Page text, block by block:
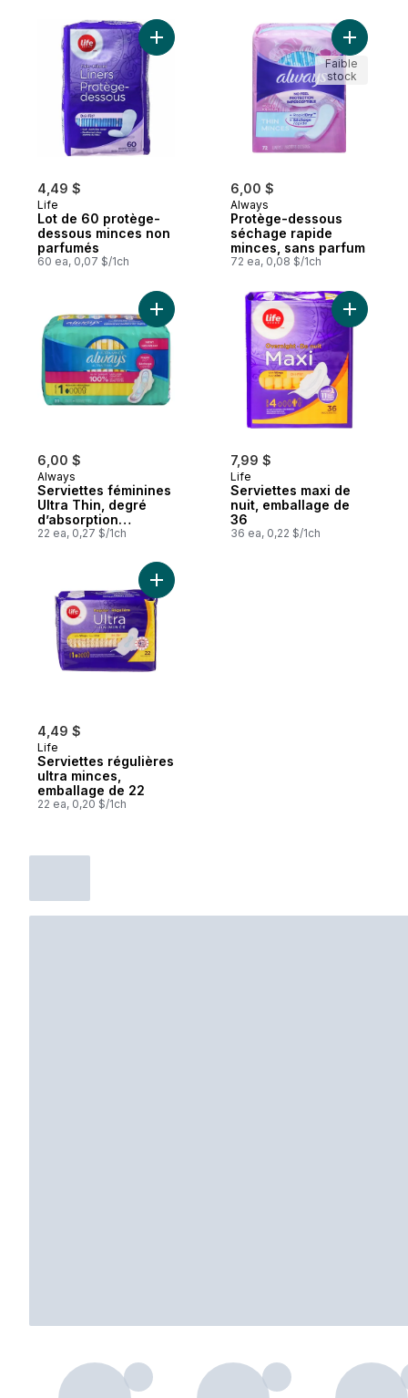
4,49 $
Life
Lot de 60 protège-
dessous minces non
parfumés
60 ea, 0,07 $/1ch
Ajouter Lot de 60 protège-dessous
6,00 $
Always
Protège-dessous
séchage rapide
minces, sans parfum
72 ea, 0,08 $/1ch
Ajouter
Faible
stock
6,00 $
Always
Serviettes féminines
Ultra Thin, degré
d’absorption
régulier, avec ailes,
non parfumées, 22
22 ea, 0,27 $/1ch
Ajouter Serviettes féminines Ultra Thin,
7,99 $
Life
Serviettes maxi de
nuit, emballage de
36
36 ea, 0,22 $/1ch
Ajouter
4,49 $
Life
Serviettes régulières
ultra minces,
emballage de 22
22 ea, 0,20 $/1ch
Ajouter Serviettes régulières ultra